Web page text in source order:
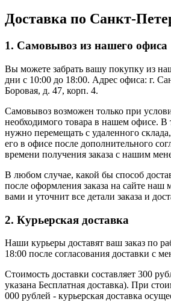
Доставка по Санкт-
1. Самовывоз из нашего офиса
Вы можете забрать вашу покупку из
дни с 10:00 до 18:00. Адрес офиса: г.
Боровая, д. 47, корп. 4.
Самовывоз возможен только при
необходимого товара в нашем офисе. В
нужно перемещать с удаленного
его в офисе после дополнительного
времени получения заказа с нашим
В любом случае, какой бы способ
после оформления заказа на сайте наш
вами и уточнит все детали заказа и
2. Курьерская доставка
Наши курьеры доставят ваш заказ по
18:00 после согласования доставки с
Стоимость доставки составляет 300
указана Бесплатная доставка). При
000 рублей - курьерская доставка